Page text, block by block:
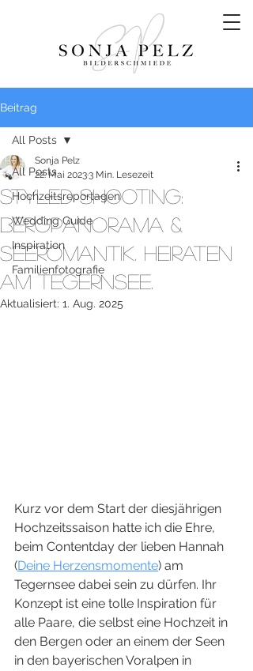
Beitrag
All Posts
Hochzeitsreportagen
Wedding Guide
Inspiration
Familienfotografie
All Posts
Styled Shooting:
Bergpanorama &
Seeromantik. Heiraten
am Tegernsee.
Sonja Pelz
22. Mai 20233 Min. Lesezeit
Aktualisiert: 1. Aug. 2025
Kurz vor dem Start der diesjährigen
Hochzeitssaison hatte ich die Ehre,
beim Contentday der lieben Hannah
(Deine Herzensmomente) am
Tegernsee dabei sein zu dürfen. Ihr
Konzept ist eine tolle Inspiration für
alle Paare, die selbst eine Hochzeit in
den Bergen oder an einem der Seen
in den bayerischen Voralpen in